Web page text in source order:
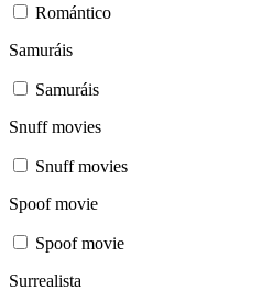
Romántico
Samuráis
Samuráis
Snuff movies
Snuff movies
Spoof movie
Spoof movie
Surrealista